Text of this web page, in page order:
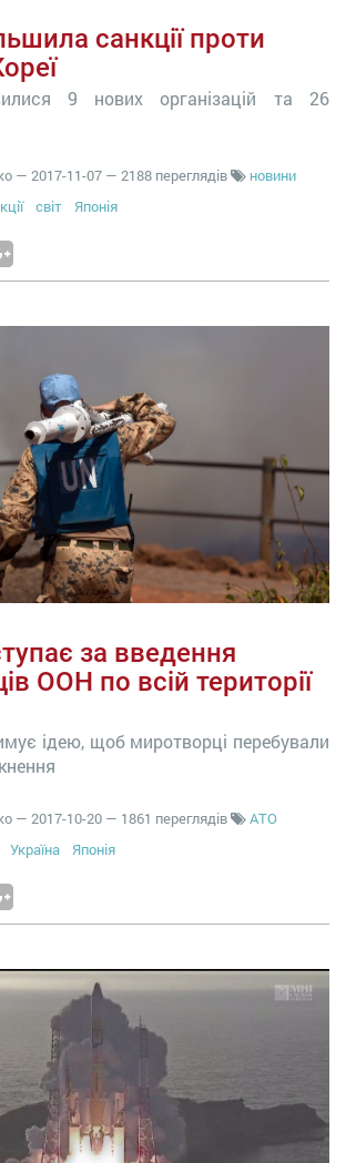
санкції проти
9 нових організацій та 26
— 2017-11-07 — 2188 переглядів
новини
світ Японія
за введення
ООН по всій території
ідею, щоб миротворці перебували
— 2017-10-20 — 1861 переглядів
АТО
Україна Японія